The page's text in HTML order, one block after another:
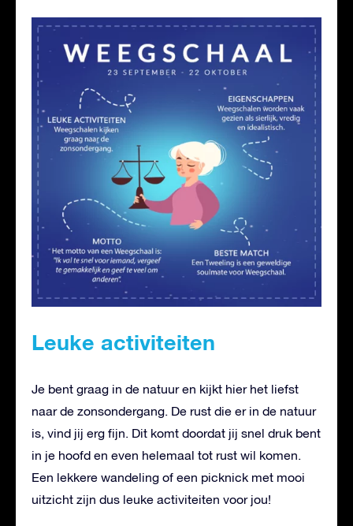
Leuke activiteiten
Je bent graag in de natuur en kijkt hier het liefst
naar de zonsondergang. De rust die er in de natuur
is, vind jij erg fijn. Dit komt doordat jij snel druk bent
in je hoofd en even helemaal tot rust wil komen.
Een lekkere wandeling of een picknick met mooi
uitzicht zijn dus leuke activiteiten voor jou!